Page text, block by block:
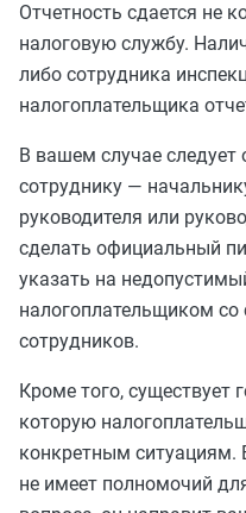
Отчетность сдается не
налоговую службу.
либо сотрудника
налогоплательщика
В вашем случае
сотруднику —
руководителя или
сделать официальный
указать на
налогоплательщиком
сотрудников.
Кроме того, существует
которую
конкретным ситуациям.
не имеет полномочий